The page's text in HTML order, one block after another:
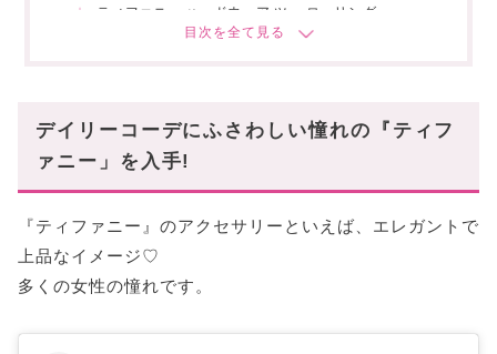
ティファニー ハードウェア ツー ローリング
エルサ・ペレッティ パール バイ ザ ヤード
リターン トゥ ティファニー フル ハート トグル
魅力的な耳元を演出「ピアス」
パロマ・ピカソ グラフィティ X ピアス
エルサ・ペレッティ ダイヤモンド バイ ザ ヤード ピ
デイリーコーデにふさわしい憧れの『ティフ
ァニー」を入手!
『ティファニー』のアクセサリーといえば、エレガントで
上品なイメージ♡
多くの女性の憧れです。